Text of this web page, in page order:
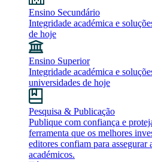
Ensino Secundário
Integridade académica e
de hoje
Ensino Superior
Integridade académica e
universidades de hoje
Pesquisa & Publicação
Publique com confiança e
ferramenta que os melhores
editores confiam para
académicos.